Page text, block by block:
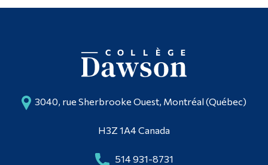
3040, rue Sherbrooke Ouest, Montréal (Québec)
H3Z 1A4 Canada
514 931-8731